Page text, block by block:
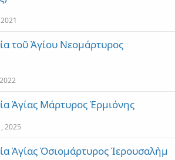
τοῦ Ἁγίου Νεομάρτυρος
Ἁγίας Μάρτυρος Ἑρμιόνης
2025
Ἁγίας Ὁσιομάρτυρος Ἱερουσαλὴμ